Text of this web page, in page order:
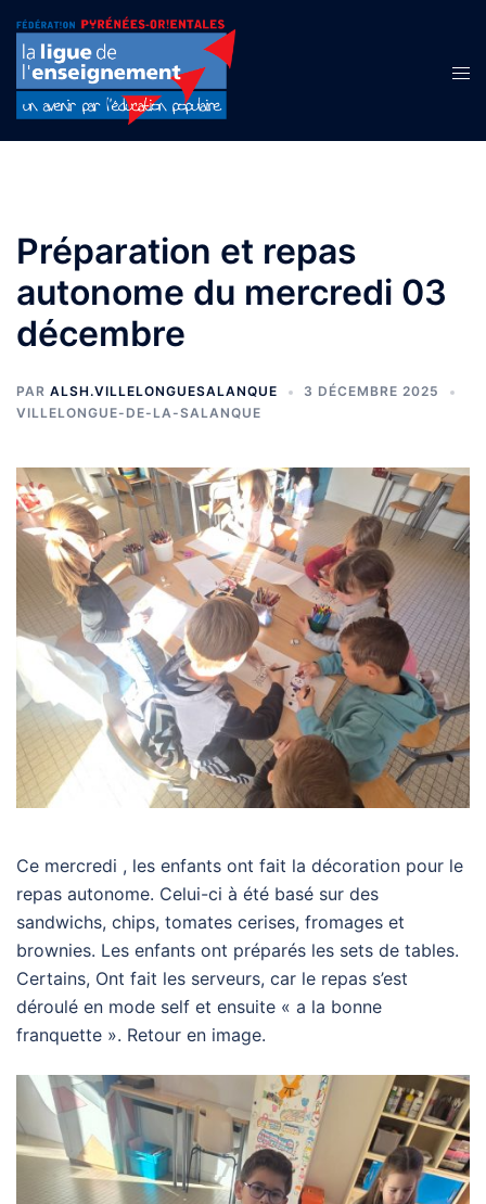
contenu
Préparation et repas
autonome du mercredi 03
décembre
PAR ALSH.VILLELONGUESALANQUE
3 DÉCEMBRE 2025
VILLELONGUE-DE-LA-SALANQUE
Ce mercredi , les enfants ont fait la décoration pour le
repas autonome. Celui-ci à été basé sur des
sandwichs, chips, tomates cerises, fromages et
brownies. Les enfants ont préparés les sets de tables.
Certains, Ont fait les serveurs, car le repas s’est
déroulé en mode self et ensuite « a la bonne
franquette ». Retour en image.